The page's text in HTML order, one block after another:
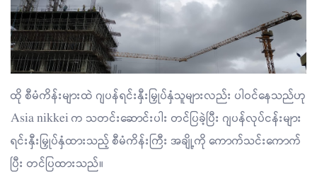
ထို စီမံကိန်းများထဲ ဂျပန်ရင်းနှီးမြှုပ်နှံသူများလည်း ပါဝင်နေသည်ဟု
Asia nikkei က သတင်းဆောင်းပါး တင်ပြခဲ့ပြီး ဂျပန်လုပ်ငန်းများ
ရင်းနှီးမြှုပ်နှံထားသည့် စီမံကိန်းကြီး အချို့ကို ကောက်သင်းကောက်
ပြီး တင်ပြထားသည်။